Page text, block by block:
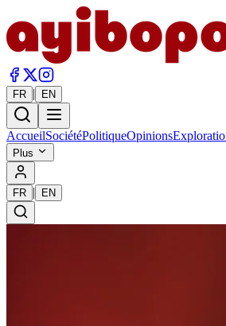
FR | EN
AccueilSociétéPolitiqueOpinions
Plus
FR | EN